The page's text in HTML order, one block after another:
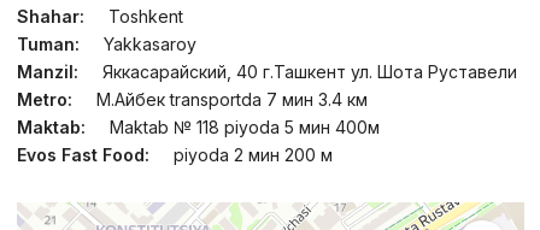
Shahar:
Toshkent
Tuman:
Yakkasaroy
Manzil:
Яккасарайский, 40 г.Ташкент ул. Шота Руставели
Metro:
М.Айбек transportda 7 мин 3.4 км
Maktab:
Maktab № 118 piyoda 5 мин 400м
Evos Fast Food:
piyoda 2 мин 200 м